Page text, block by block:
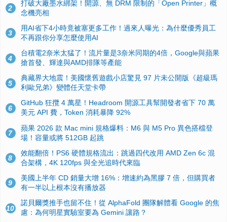
2
打破大廠墨水綁架！開源、無 DRM 限制的「Open Printer」概
念機亮相
3
用AI省下4小時竟被塞更多工作！過來人曝光：為什麼優秀員工
不再跟你分享怎麼使用AI
4
台積電2奈米太猛了！流片量是3奈米同期的4倍，Google與蘋果
搶首發、輝達與AMD排隊等產能
5
典藏界大地震！美國懷舊遊戲小店驚見 97 片未公開版《超級瑪
利歐兄弟》變體任天堂卡帶
6
GitHub 狂攬 4 萬星！Headroom 開源工具幫開發者省下 70 萬
美元 API 費，Token 消耗暴降 92%
7
蘋果 2026 款 Mac mini 規格爆料：M6 與 M5 Pro 異色搭檔登
場！容量或將 512GB 起跳
8
效能翻倍！PS6 硬體規格流出：跳過四代改用 AMD Zen 6c 混
合架構，4K 120fps 與全光追時代來臨
9
美國上半年 CD 銷量大增 16%：增速約為黑膠 7 倍，但購買者
有一半以上根本沒有播放器
10
諾貝爾獎推手也留不住！從 AlphaFold 團隊解體看 Google 的焦
慮：為何明星實驗室要為 Gemini 讓路？